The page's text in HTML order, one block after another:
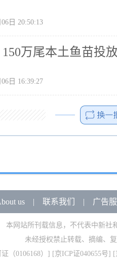
日 20:50:13
万尾本土鱼苗投
日 16:39:27
us| 联系我们 | 广告
本网站所刊载信息，不代表中新社
未经授权禁止转载、摘编、
（0106168） ] [京ICP证040655号] [